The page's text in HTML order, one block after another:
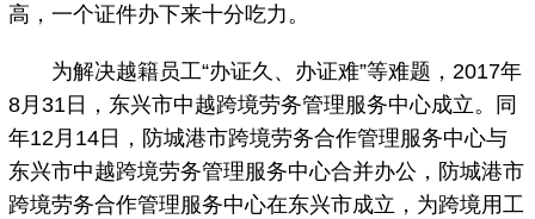
高，一个证件办下来十分吃力。
为解决越籍员工“办证久、办证难”等难题，2017年
8月31日，东兴市中越跨境劳务管理服务中心成立。同
年12月14日，防城港市跨境劳务合作管理服务中心与
东兴市中越跨境劳务管理服务中心合并办公，防城港市
跨境劳务合作管理服务中心在东兴市成立，为跨境用工